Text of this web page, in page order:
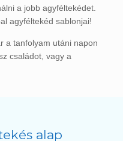
a jobb agyféltekédet.
agyféltekéd sablonjai!
a tanfolyam utáni napon
családot, vagy a
alap